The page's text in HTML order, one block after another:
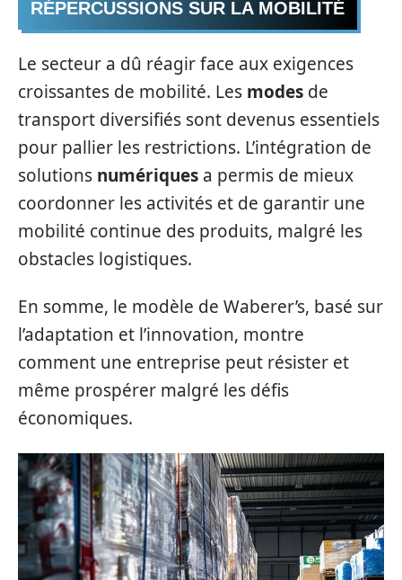
RÉPERCUSSIONS SUR LA MOBILITÉ
Le secteur a dû réagir face aux exigences
croissantes de mobilité. Les modes de
transport diversifiés sont devenus essentiels
pour pallier les restrictions. L’intégration de
solutions numériques a permis de mieux
coordonner les activités et de garantir une
mobilité continue des produits, malgré les
obstacles logistiques.
En somme, le modèle de Waberer’s, basé sur
l’adaptation et l’innovation, montre
comment une entreprise peut résister et
même prospérer malgré les défis
économiques.